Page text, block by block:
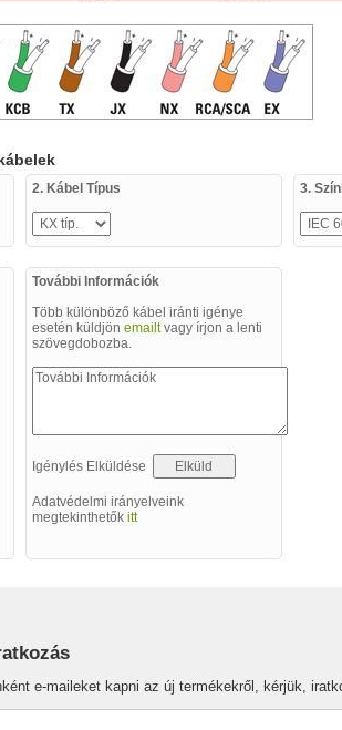
2. Kábel Típus 3.
További Információk
Több különböző kábel iránti igénye
esetén küldjön emailtvagy írjon a lenti
szövegdobozba.
Igénylés Elküldése
Adatvédelmi irányelveink
megtekinthetők itt
e-maileket kapni az új termékekről, kérjük,